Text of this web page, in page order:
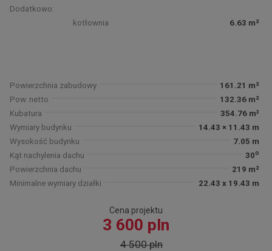
Dodatkowo:
kotłownia
6.63 m²
Powierzchnia zabudowy
161.21 m²
Pow. netto
132.36 m²
Kubatura
354.76 m³
Wymiary budynku
14.43 × 11.43 m
Wysokość budynku
7.05 m
Kąt nachylenia dachu
30o
Powierzchnia dachu
219 m²
Minimalne wymiary działki
22.43 x 19.43 m
Cena projektu
3 600 pln
4 500 pln